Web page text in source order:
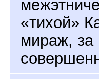
«тихой»
мираж, за